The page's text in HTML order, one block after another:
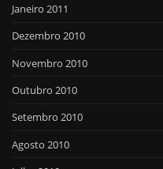
Janeiro 2011
Dezembro 2010
Novembro 2010
Outubro 2010
Setembro 2010
Agosto 2010